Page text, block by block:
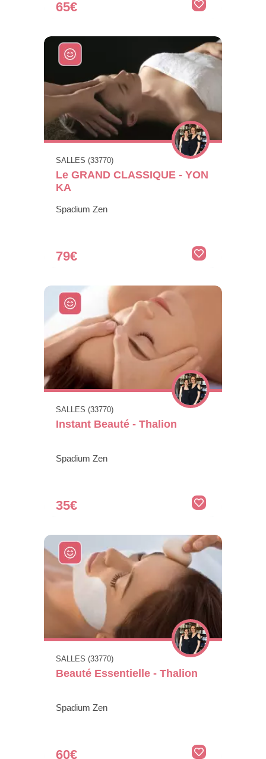
65€
SALLES (33770)
Le GRAND CLASSIQUE - YON
KA
Spadium Zen
79€
SALLES (33770)
Instant Beauté - Thalion
Spadium Zen
35€
SALLES (33770)
Beauté Essentielle - Thalion
Spadium Zen
60€